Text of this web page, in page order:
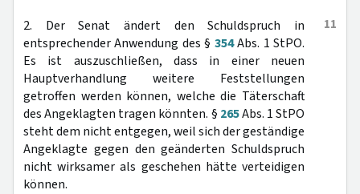
11
2. Der Senat ändert den Schuldspruch in
entsprechender Anwendung des § 354Abs. 1 StPO.
Es ist auszuschließen, dass in einer neuen
Hauptverhandlung weitere Feststellungen
getroffen werden können, welche die Täterschaft
des Angeklagten tragen könnten. § 265Abs. 1 StPO
steht dem nicht entgegen, weil sich der geständige
Angeklagte gegen den geänderten Schuldspruch
nicht wirksamer als geschehen hätte verteidigen
können.